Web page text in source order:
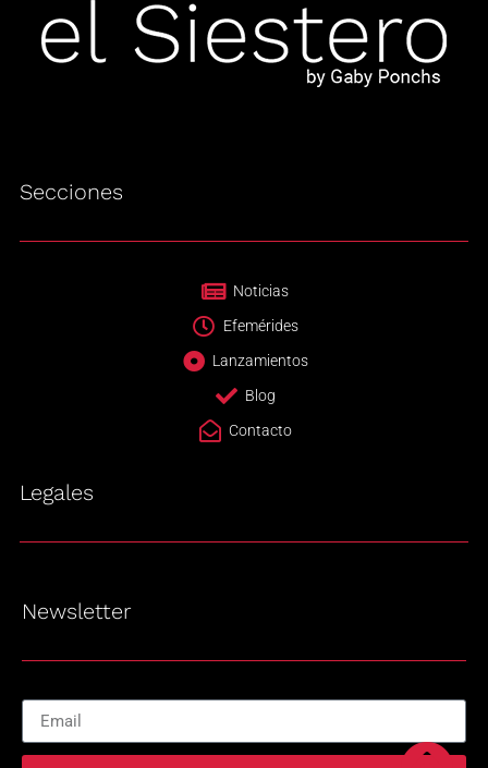
Secciones
Noticias
Efemérides
Lanzamientos
Blog
Contacto
Legales
Newsletter